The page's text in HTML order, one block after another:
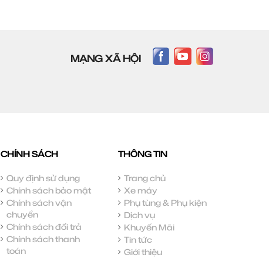
MẠNG XÃ HỘI
CHÍNH SÁCH
Quy định sử dụng
Chính sách bảo mật
Chính sách vận
chuyển
Chính sách đổi trả
Chính sách thanh
toán
THÔNG TIN
Trang chủ
Xe máy
Phụ tùng & Phụ kiện
Dịch vụ
Khuyến Mãi
Tin tức
Giới thiệu